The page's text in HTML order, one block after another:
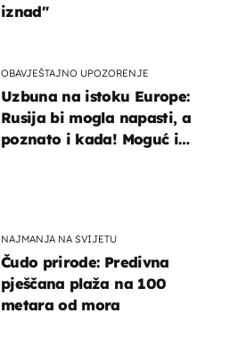
iznad"
OBAVJEŠTAJNO UPOZORENJE
Uzbuna na istoku Europe:
Rusija bi mogla napasti, a
poznato i kada! Moguć i
NAJMANJA NA SVIJETU
Čudo prirode: Predivna
pješčana plaža na 100
metara od mora